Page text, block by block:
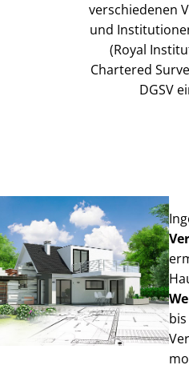
verschiedenen
und
(Royal
Chartered
DGSV